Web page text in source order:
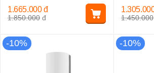
1.850.000 đ
1.665.000 đ
1.450.000
-10% -10%